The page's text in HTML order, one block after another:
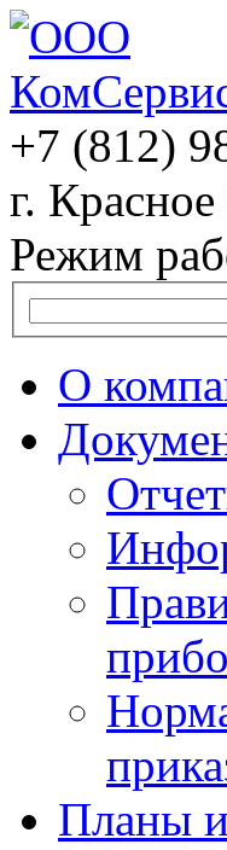
+7 (812)
г.
Режим
О
Планы